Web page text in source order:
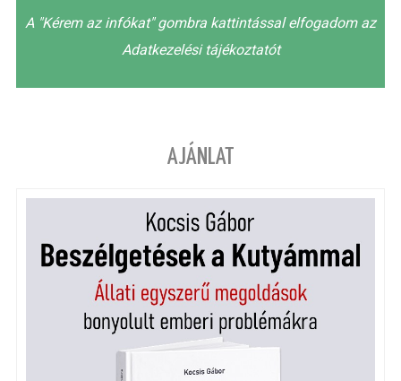
A "Kérem az infókat" gombra kattintással elfogadom az
Adatkezelési tájékoztatót
AJÁNLAT